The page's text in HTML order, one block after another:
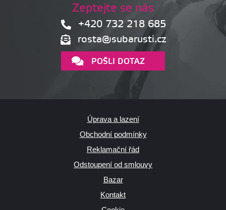
Zeptejte se nás
+420 732 218 685
rosta@subarusti.cz
POŠLI DOTAZ
Úprava a lazení
Obchodní podmínky
Reklamační řád
Odstoupení od smlouvy
Bazar
Kontakt